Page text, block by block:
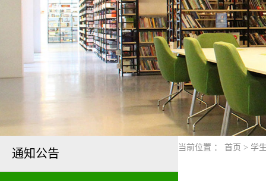
通知公告 当前位置 ： 首页 > 学